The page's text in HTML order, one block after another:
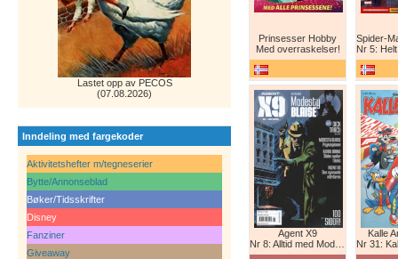
Lastet opp av PECOS
(07.08.2026)
Inndeling med fargekoder
Aktivitetshefter m/tegneserier
Bytte/Annonseblad
Bøker/Tidsskrifter
Disney
Fanziner
Giveaway
Prinsesser Hobby
Med overraskelser!
Nr 5: Helt ny
Agent X9
Nr 8: Alltid med Modesty Blaise
Kalle
Nr 31: